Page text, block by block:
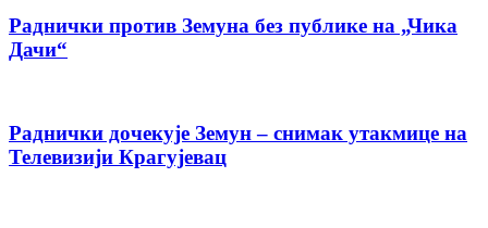
Раднички против Земуна без публике на „Чика
Дачи“
Раднички дочекује Земун – снимак утакмице на
Телевизији Крагујевац